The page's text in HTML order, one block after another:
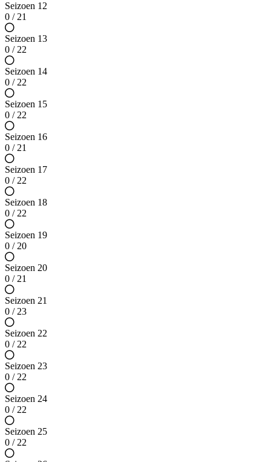
Seizoen 12
0 / 21
Seizoen 13
0 / 22
Seizoen 14
0 / 22
Seizoen 15
0 / 22
Seizoen 16
0 / 21
Seizoen 17
0 / 22
Seizoen 18
0 / 22
Seizoen 19
0 / 20
Seizoen 20
0 / 21
Seizoen 21
0 / 23
Seizoen 22
0 / 22
Seizoen 23
0 / 22
Seizoen 24
0 / 22
Seizoen 25
0 / 22